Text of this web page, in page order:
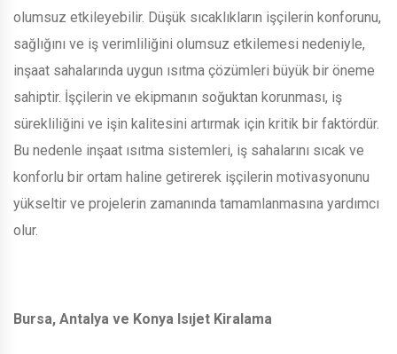
olumsuz etkileyebilir. Düşük sıcaklıkların işçilerin konforunu,
sağlığını ve iş verimliliğini olumsuz etkilemesi nedeniyle,
inşaat sahalarında uygun ısıtma çözümleri büyük bir öneme
sahiptir. İşçilerin ve ekipmanın soğuktan korunması, iş
sürekliliğini ve işin kalitesini artırmak için kritik bir faktördür.
Bu nedenle inşaat ısıtma sistemleri, iş sahalarını sıcak ve
konforlu bir ortam haline getirerek işçilerin motivasyonunu
yükseltir ve projelerin zamanında tamamlanmasına yardımcı
olur.
Bursa, Antalya ve Konya Isıjet Kiralama